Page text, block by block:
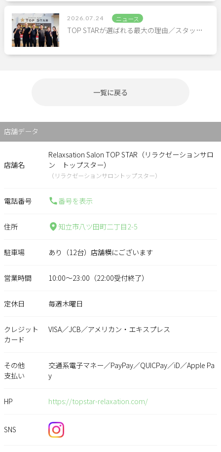
2026.07.24 ニュース
TOP STARが選ばれる最大の理由／スタッ…
一覧に戻る
店舗データ
店舗名
Relaxsation Salon TOP STAR（リラクゼーションサロ
ン トップスター）
（リラクゼーションサロントップスター）
電話番号 番号を表示
住所 知立市八ツ田町二丁目2-5
駐車場 あり（12台）店舗横にございます
営業時間 10:00～23:00（22:00受付終了）
定休日 毎週木曜日
クレジット
カード
VISA／JCB／アメリカン・エキスプレス
その他
支払い
交通系電子マネー／PayPay／QUICPay／iD／Apple Pa
y
HP https://topstar-relaxation.com/
SNS